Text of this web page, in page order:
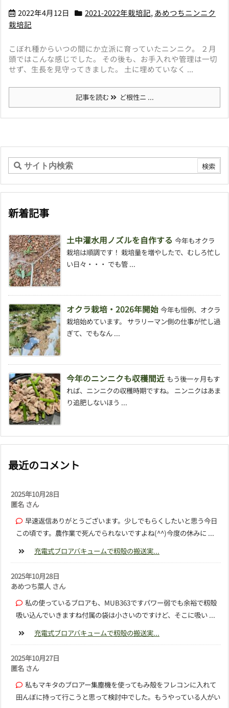
2022年4月12日 2021-2022年栽培記, あめつちニンニク
栽培記
こぼれ種からいつの間にか立派に育っていたニンニク。 ２月
頭ではこんな感じでした。 その後も、お手入れや管理は一切
せず、生長を見守ってきました。 土に埋めていなく ...
記事を読む ど根性ニ ...
新着記事
土中灌水用ノズルを自作する 今年もオクラ
栽培は順調です！ 栽培量を増やしたで、むしろ忙し
い日々・・・ でも管 ...
オクラ栽培・2026年開始 今年も恒例、オクラ
栽培始めています。 サラリーマン側の仕事が忙し過
ぎて、でもなん ...
今年のニンニクも収穫間近 もう後一ヶ月もす
れば、ニンニクの収穫時期ですね。 ニンニクはあま
り追肥しないほう ...
最近のコメント
2025年10月28日
匿名 さん
早速返信ありがとうございます。少しでもらくしたいと思う今日
この頃です。農作業で死んでられないですよね(^^)今度の休みに ...
充電式ブロアバキュームで籾殻の搬送実...
2025年10月28日
あめつち菜人 さん
私の使っているブロアも、MUB363ですパワー弱でも余裕で籾殻
吸い込んでいきますね付属の袋は小さいのですけど、そこに吸い ...
充電式ブロアバキュームで籾殻の搬送実...
2025年10月27日
匿名 さん
私もマキタのブロアー集塵機を使ってもみ殻をフレコンに入れて
田んぼに持って行こうと思って検討中でした。もうやっている人がい